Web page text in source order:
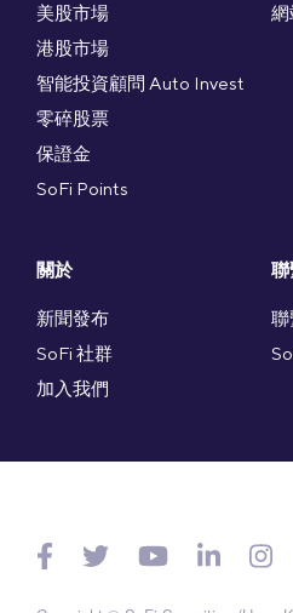
美股市場
港股市場
智能投資顧問 Auto Invest
零碎股票
保證金
SoFi Points
網
關於
新聞發布
SoFi 社群
加入我們
聯
聯